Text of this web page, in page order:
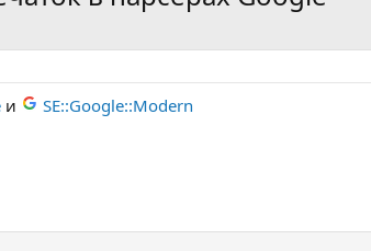
и SE::Google::Modern